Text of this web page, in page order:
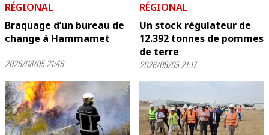
RÉGIONAL
Braquage d’un bureau de
change à Hammamet
2026/08/05 21:46
RÉGIONAL
Un stock régulateur de
12.392 tonnes de pommes
de terre
2026/08/05 21:17